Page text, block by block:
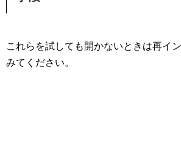
これらを試しても開かないときは再イ
みてください。